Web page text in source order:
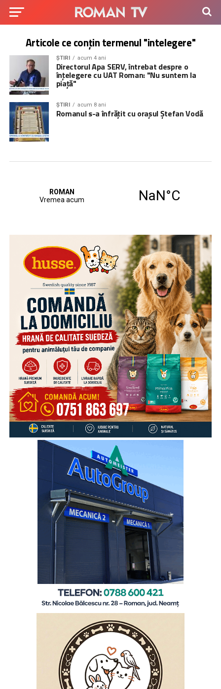
Articole ce conțin termenul "intelegere"
ȘTIRI acum 4 ani
Directorul Apa SERV, întrebat despre o
înțelegere cu UAT Roman: "Nu suntem la
piață"
ȘTIRI acum 8 ani
Romanul s-a înfrățit cu orașul Ștefan Vodă